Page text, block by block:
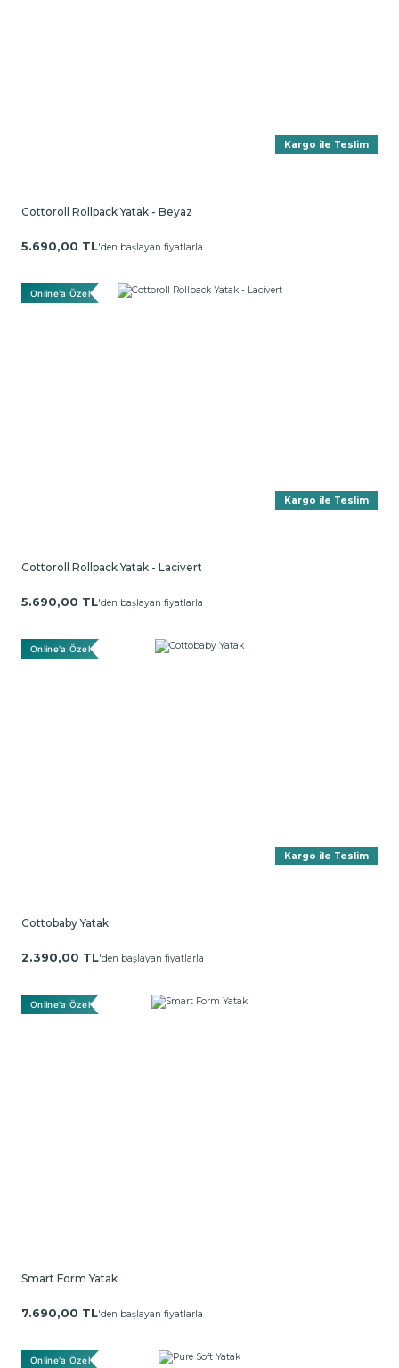
Kargo ile Teslim
Cottoroll Rollpack Yatak - Beyaz
5.690,00 TL'den başlayan fiyatlarla
Kargo ile Teslim
Online'a Özel
Cottoroll Rollpack Yatak - Lacivert
5.690,00 TL'den başlayan fiyatlarla
Kargo ile Teslim
Online'a Özel
Cottobaby Yatak
2.390,00 TL'den başlayan fiyatlarla
Online'a Özel
Smart Form Yatak
7.690,00 TL'den başlayan fiyatlarla
Online'a Özel